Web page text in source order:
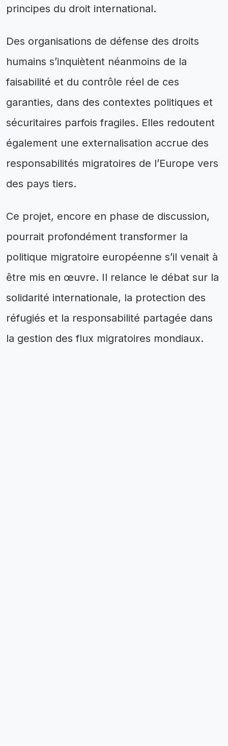
principes du droit international.
Des organisations de défense des droits
humains s’inquiètent néanmoins de la
faisabilité et du contrôle réel de ces
garanties, dans des contextes politiques et
sécuritaires parfois fragiles. Elles redoutent
également une externalisation accrue des
responsabilités migratoires de l’Europe vers
des pays tiers.
Ce projet, encore en phase de discussion,
pourrait profondément transformer la
politique migratoire européenne s’il venait à
être mis en œuvre. Il relance le débat sur la
solidarité internationale, la protection des
réfugiés et la responsabilité partagée dans
la gestion des flux migratoires mondiaux.